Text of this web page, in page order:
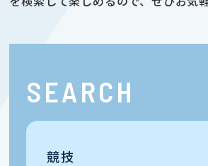
SEARCH
競技